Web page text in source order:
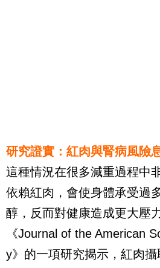
研究證實：紅肉與腎病風險
這種情況在很多減重過程中
依賴紅肉，會使身體承受過
醇，反而對健康造成更大壓
《Journal of the American
y》的一項研究揭示，紅肉